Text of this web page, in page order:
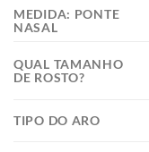
MEDIDA: PONTE
NASAL
QUAL TAMANHO
DE ROSTO?
TIPO DO ARO